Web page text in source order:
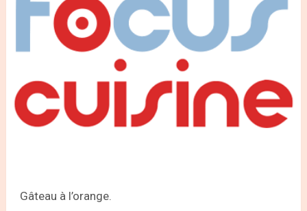
Gâteau à l’orange.